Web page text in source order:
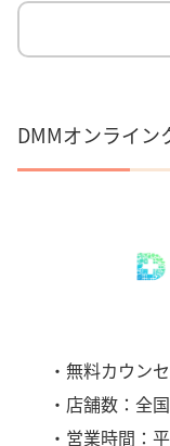
DMMオンライン
・無料カウン
・店舗数：全
・営業時間：